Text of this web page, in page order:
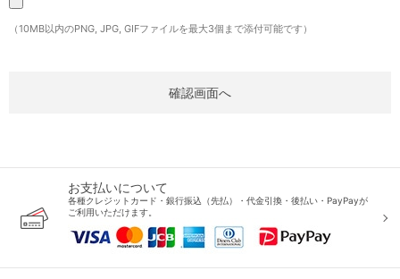
（10MB以内のPNG, JPG, GIFファイルを最大3個まで添付可能です）
お支払いについて
各種クレジットカード・銀行振込（先払）・代金引換・後払い・PayPayが
ご利用いただけます。